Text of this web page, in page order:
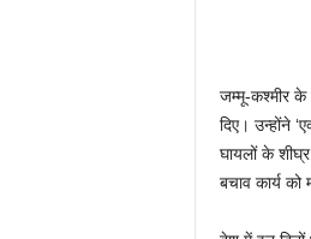
जम्मू-कश्मीर के
दिए। उन्होंने
घायलों के
बचाव कार्य